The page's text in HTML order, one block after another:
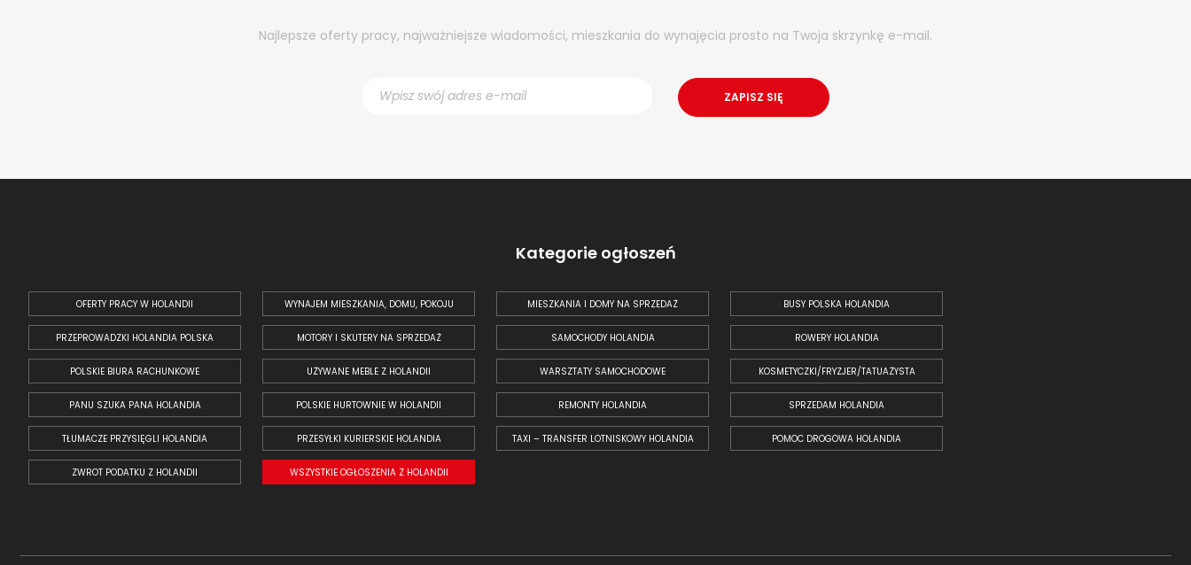
Najlepsze oferty pracy, najważniejsze wiadomości, mieszkania do wynajęcia prosto na Twoja skrzynkę e-mail.
Kategorie ogłoszeń
OFERTY PRACY W HOLANDII WYNAJEM MIESZKANIA, DOMU, POKOJU MIESZKANIA I DOMY NA SPRZEDAŻ BUSY POLSKA HOLANDIA
PRZEPROWADZKI HOLANDIA POLSKA MOTORY I SKUTERY NA SPRZEDAŻ SAMOCHODY HOLANDIA ROWERY HOLANDIA
POLSKIE BIURA RACHUNKOWE UŻYWANE MEBLE Z HOLANDII WARSZTATY SAMOCHODOWE KOSMETYCZKI/FRYZJER/TATUAŻYSTA
PANU SZUKA PANA HOLANDIA POLSKIE HURTOWNIE W HOLANDII REMONTY HOLANDIA SPRZEDAM HOLANDIA
TŁUMACZE PRZYSIĘGLI HOLANDIA PRZESYŁKI KURIERSKIE HOLANDIA TAXI – TRANSFER LOTNISKOWY HOLANDIA POMOC DROGOWA HOLANDIA
ZWROT PODATKU Z HOLANDII WSZYSTKIE OGŁOSZENIA Z HOLANDII